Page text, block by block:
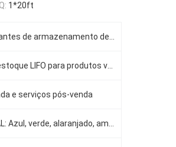
1*20ft
e serviços pós-venda